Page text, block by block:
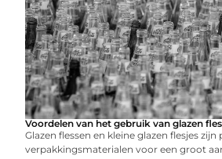
Voordelen van het gebruik van glazen
Glazen flessen en kleine glazen flesjes zijn
verpakkingsmaterialen voor een groot